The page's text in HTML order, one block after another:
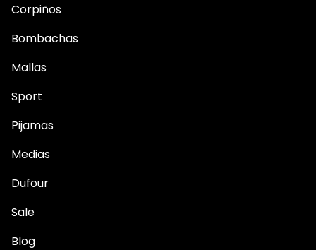
Corpiños
Bombachas
Mallas
Sport
Pijamas
Medias
Dufour
Sale
Blog